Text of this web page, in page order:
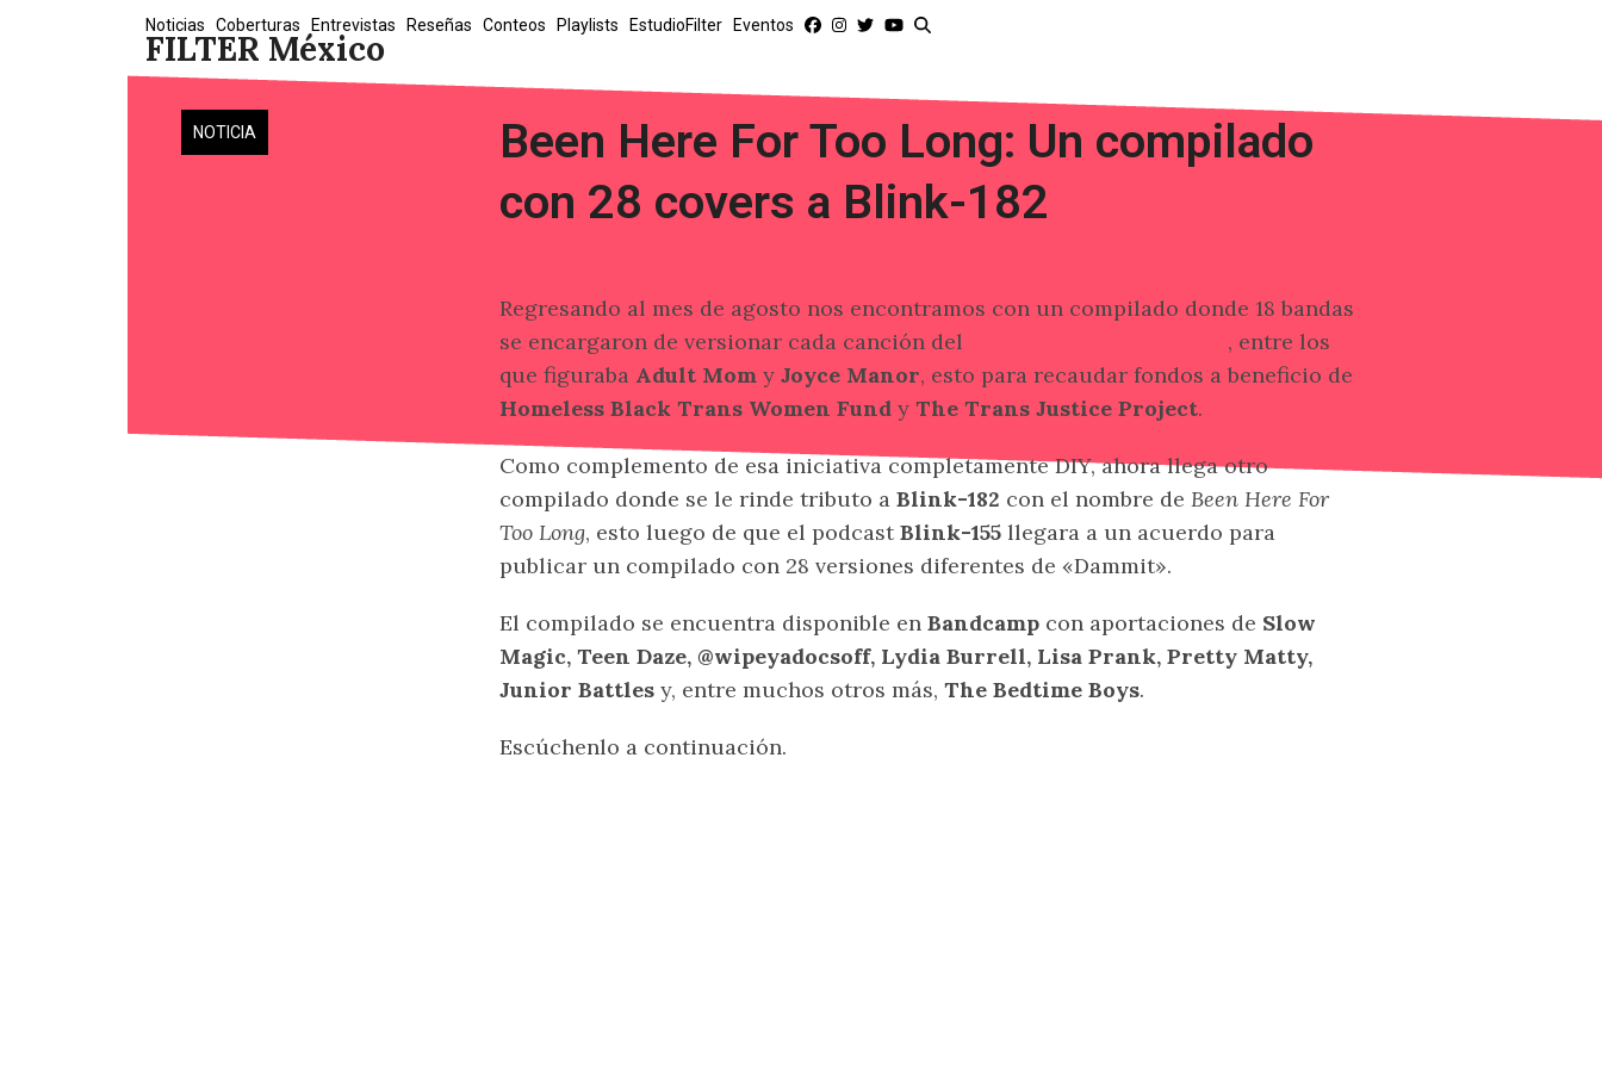
FILTER México
Noticias Coberturas Entrevistas Reseñas Conteos Playlists EstudioFilter Eventos
NOTICIA
Been Here For Too Long: Un compilado
con 28 covers a Blink-182
Regresando al mes de agosto nos encontramos con un compilado donde 18 bandas
se encargaron de versionar cada canción del
, entre los
que figuraba Adult Mom y Joyce Manor, esto para recaudar fondos a beneficio de
Homeless Black Trans Women Fund y The Trans Justice Project.
Como complemento de esa iniciativa completamente DIY, ahora llega otro
compilado donde se le rinde tributo a Blink-182 con el nombre de Been Here For
Too Long, esto luego de que el podcastBlink-155 llegara a un acuerdo para
publicar un compilado con 28 versiones diferentes de «Dammit».
El compilado se encuentra disponible en Bandcamp con aportaciones de Slow
Magic, Teen Daze, @wipeyadocsoff, Lydia Burrell, Lisa Prank, Pretty Matty,
Junior Battles y, entre muchos otros más, The Bedtime Boys.
Escúchenlo a continuación.